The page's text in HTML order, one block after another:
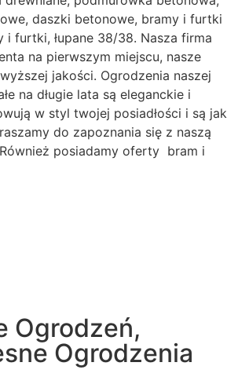
daszki betonowe, bramy i furtki
i furtki, łupane 38/38. Nasza firma
na pierwszym miejscu, nasze
jakości. Ogrodzenia naszej
na długie lata są eleganckie i
w styl twojej posiadłości i są jak
do zapoznania się z naszą
posiadamy oferty bram i
Ogrodzeń,
Ogrodzenia